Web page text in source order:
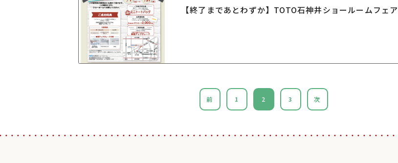
【終了まであとわずか】TOTO石神井ショールームフェア
前 1 2 3 次